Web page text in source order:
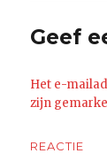
Geef
Het e-
zijn
REACTIE